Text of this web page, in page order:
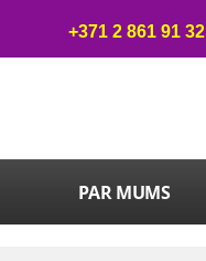
+371 2 861 91 32
PAR MUMS